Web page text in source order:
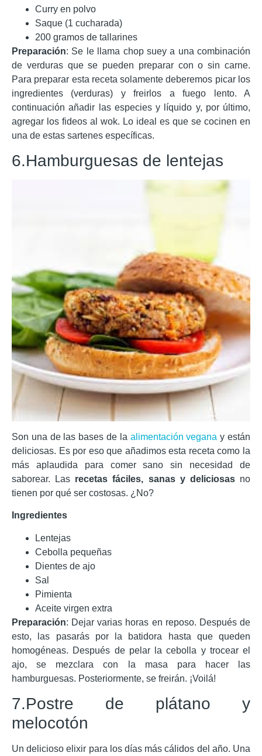
Curry en polvo
Saque (1 cucharada)
200 gramos de tallarines
Preparación: Se le llama chop suey a una combinación
de verduras que se pueden preparar con o sin carne.
Para preparar esta receta solamente deberemos picar los
ingredientes (verduras) y freirlos a fuego lento. A
continuación añadir las especies y líquido y, por último,
agregar los fideos al wok. Lo ideal es que se cocinen en
una de estas sartenes específicas.
6.Hamburguesas de lentejas
Son una de las bases de la alimentación vegana y están
deliciosas. Es por eso que añadimos esta receta como la
más aplaudida para comer sano sin necesidad de
saborear. Las recetas fáciles, sanas y deliciosasno
tienen por qué ser costosas. ¿No?
Ingredientes
Lentejas
Cebolla pequeñas
Dientes de ajo
Sal
Pimienta
Aceite virgen extra
Preparación: Dejar varias horas en reposo. Después de
esto, las pasarás por la batidora hasta que queden
homogéneas. Después de pelar la cebolla y trocear el
ajo, se mezclara con la masa para hacer las
hamburguesas. Posteriormente, se freirán. ¡Voilá!
7.Postre de plátano y
melocotón
Un delicioso elixir para los días más cálidos del año. Una